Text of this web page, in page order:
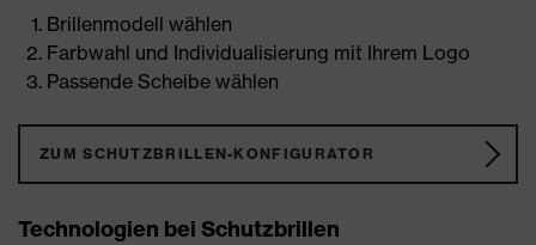
Brillenmodell wählen
Farbwahl und Individualisierung mit Ihrem Logo
Passende Scheibe wählen
ZUM SCHUTZBRILLEN-KONFIGURATOR
Technologien bei Schutzbrillen